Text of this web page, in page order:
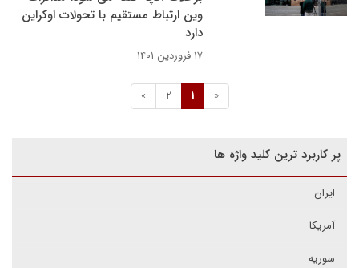
وین ارتباط مستقیم با تحولات اوکراین
دارد
۱۷ فروردین ۱۴۰۱
«
1
2
»
پر کاربرد ترین کلید واژه ها
ایران
آمریکا
سوریه